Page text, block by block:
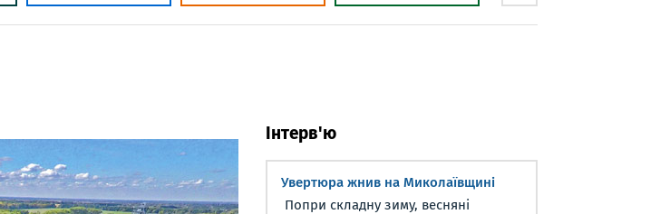
Інтерв'ю
Увертюра жнив на Миколаївщині
Попри складну зиму, весняні